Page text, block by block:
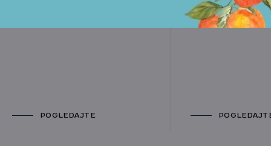
POGLEDAJTE